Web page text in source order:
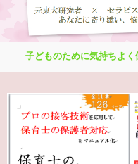
子どものために気持ちよ